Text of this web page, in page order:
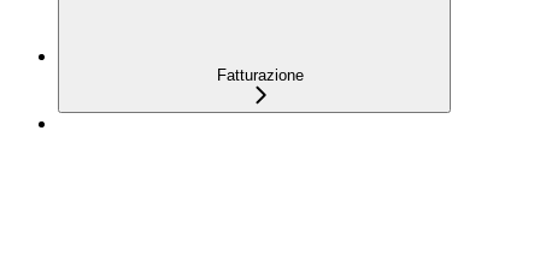
Fatturazione